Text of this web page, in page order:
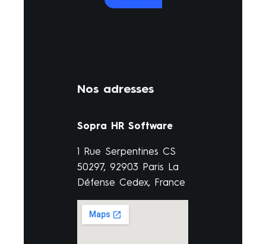
Nos adresses
Sopra HR Software
1 Rue Serpentines CS
50297, 92903 Paris La
Défense Cedex, France